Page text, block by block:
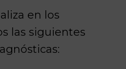
en los
las siguientes